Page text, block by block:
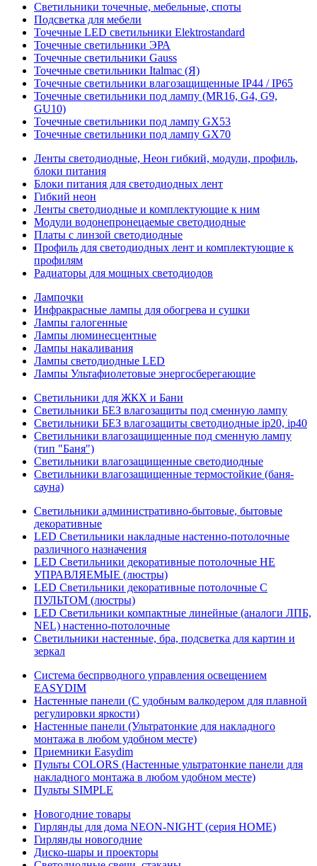
Светильники точечные, мебельные, споты
Подсветка для мебели
Точечные LED светильники Elektrostandard
Точечные светильники ЭРА
Точечные светильники Gauss
Точечные светильники Italmac (Я)
Точечные светильники влагозащищенные IP44 / IP65
Точечные светильники под лампу (MR16, G4, G9,
GU10)
Точечные светильники под лампу GX53
Точечные светильники под лампу GX70
Ленты светодиодные, Неон гибкий, модули, профиль,
блоки питания
Блоки питания для светодиодных лент
Гибкий неон
Ленты светодиодные и комплектующие к ним
Модули водонепронецаемые светодиодные
Платы с линзой светодиодные
Профиль для светодиодных лент и комплектующие к
профилям
Радиаторы для мощных светодиодов
Лампочки
Инфракрасные лампы для обогрева и сушки
Лампы галогенные
Лампы люминесцентные
Лампы накаливания
Лампы светодиодные LED
Лампы Ультафиолетовые энергосберегающие
Светильники для ЖКХ и Бани
Светильники БЕЗ влагозащиты под сменную лампу
Светильники БЕЗ влагозащиты светодиодные ip20, ip40
Светильники влагозащищенные под сменную лампу
(тип "Баня")
Светильники влагозащищенные светодиодные
Светильники влагозащищенные термостойкие (баня-
сауна)
Светильники административно-бытовые, бытовые
декоративные
LED Cветильники накладные настенно-потолочные
различного назначения
LED Светильники декоративные потолочные НЕ
УПРАВЛЯЕМЫЕ (люстры)
LED Светильники декоративные потолочные С
ПУЛЬТОМ (люстры)
LED Светильники компактные линейные (аналоги ЛПБ,
NEL) настенно-потолочные
Светильники настенные, бра, подсветка для картин и
зеркал
Система беспрводного управления освещением
EASYDIM
Настенные панели (С удобным валкодером для плавной
регулировки яркости)
Настенные панели (Ультратонкие для накладного
монтажа в любом удобном месте)
Приемники Easydim
Пульты COLORS (Настенные ультратонкие панели для
накладного монтажа в любом удобном месте)
Пульты SIMPLE
Новогодние товары
Гирлянды для дома NEON-NIGHT (серия HOME)
Гирлянды новогодние
Диско-шары и проекторы